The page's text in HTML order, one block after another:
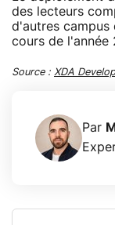
des lecteurs
d'autres campus
cours de l'année
Source : XDA
Par